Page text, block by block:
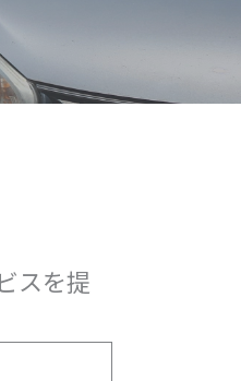
スを提